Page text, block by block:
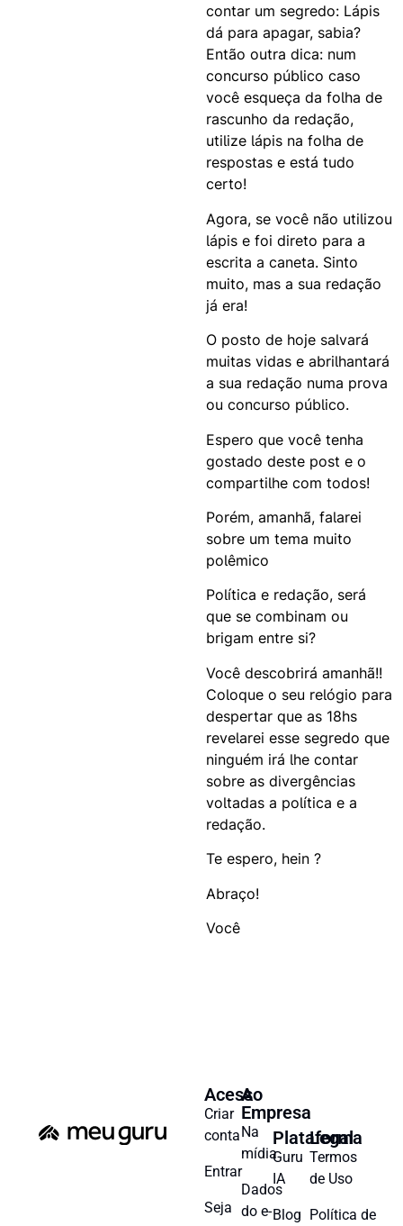
contar um segredo: Lápis
dá para apagar, sabia?
Então outra dica: num
concurso público caso
você esqueça da folha de
rascunho da redação,
utilize lápis na folha de
respostas e está tudo
certo!
Agora, se você não utilizou
lápis e foi direto para a
escrita a caneta. Sinto
muito, mas a sua redação
já era!
O posto de hoje salvará
muitas vidas e abrilhantará
a sua redação numa prova
ou concurso público.
Espero que você tenha
gostado deste post e o
compartilhe com todos!
Porém, amanhã, falarei
sobre um tema muito
polêmico
Política e redação, será
que se combinam ou
brigam entre si?
Você descobrirá amanhã!!
Coloque o seu relógio para
despertar que as 18hs
revelarei esse segredo que
ninguém irá lhe contar
sobre as divergências
voltadas a política e a
redação.
Te espero, hein ?
Abraço!
Você
Acesso
Criar
conta
Entrar
Seja
A
Empresa
Na
mídia
Dados
do e-
Plataforma
Guru
IA
Blog
Legal
Termos
de Uso
Política de